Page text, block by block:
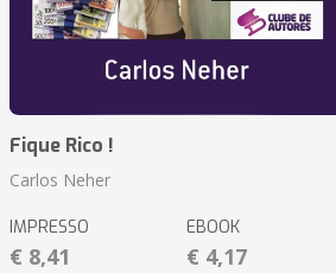
Fique Rico !
Carlos Neher
IMPRESSO
€ 8,41
EBOOK
€ 4,17